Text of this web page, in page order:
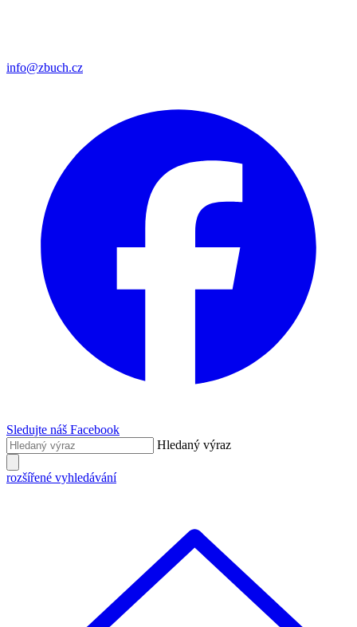
info@zbuch.cz
Sledujte náš Facebook
Hledaný výraz
rozšířené vyhledávání